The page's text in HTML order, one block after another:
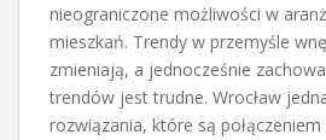
nieograniczone możliwości w
mieszkań. Trendy w przemyśle
zmieniają, a jednocześnie
trendów jest trudne. Wrocław
rozwiązania, które są